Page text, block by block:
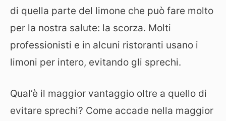
di quella parte del limone che può fare molto
per la nostra salute: la scorza. Molti
professionisti e in alcuni ristoranti usano i
limoni per intero, evitando gli sprechi.
Qual’è il maggior vantaggio oltre a quello di
evitare sprechi? Come accade nella maggior